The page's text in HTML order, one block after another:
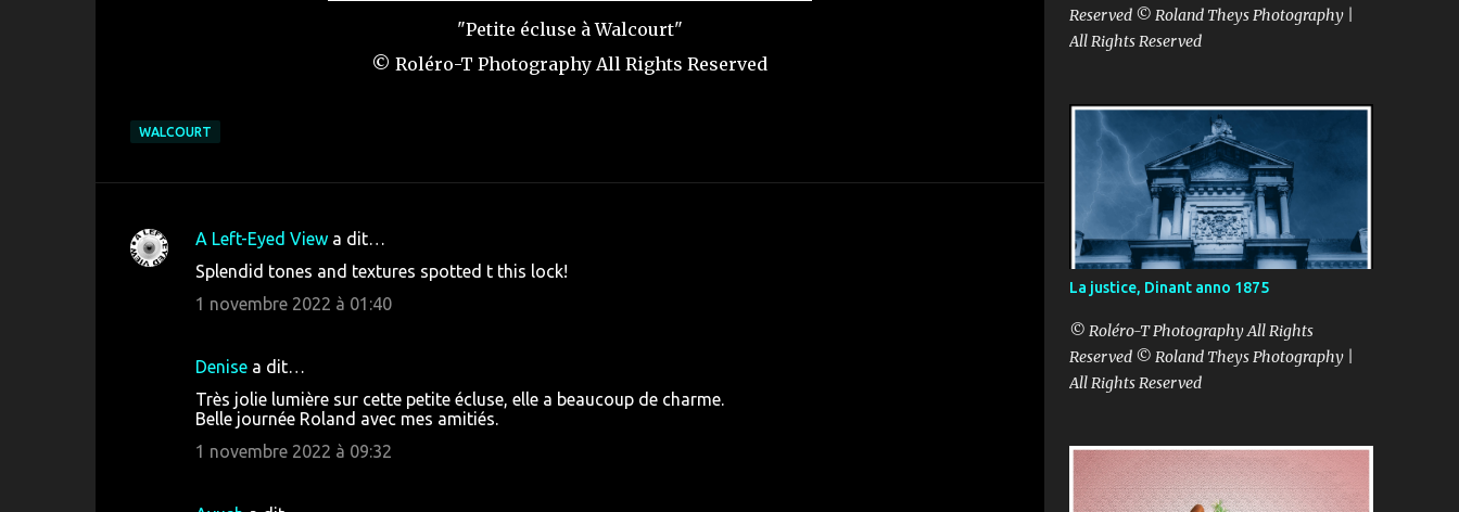
"Petite écluse à Walcourt"
© Roléro-T Photography All Rights Reserved
WALCOURT
C
A Left-Eyed Viewa dit…
Splendid tones and textures spotted t this lock!
1 novembre 2022 à 01:40
Denisea dit…
Très jolie lumière sur cette petite écluse, elle a beaucoup de charme.
Belle journée Roland avec mes amitiés.
1 novembre 2022 à 09:32
Reserved © Roland Theys Photography |
All Rights Reserved
La justice, Dinant anno 1875
© Roléro-T Photography All Rights
Reserved © Roland Theys Photography |
All Rights Reserved